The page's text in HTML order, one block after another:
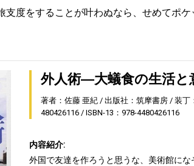
支度をすることが叶わぬなら、せめてポ
外人術―大蟻食の生活と
著者：佐藤 亜紀 出版社：筑摩書房 装丁
480426116
ISBN-13：978-4480426116
内容紹介:
外国で友達を作ろうと思うな、美術館に